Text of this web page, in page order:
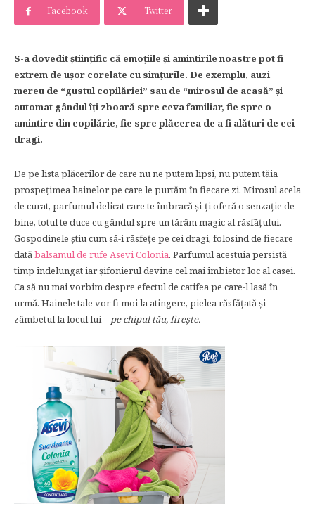
Facebook Twitter
S-a dovedit ştiinţific că emoţiile şi amintirile noastre pot fi
extrem de uşor corelate cu simţurile. De exemplu, auzi
mereu de “gustul copilăriei” sau de “mirosul de acasă” şi
automat gândul îţi zboară spre ceva familiar, fie spre o
amintire din copilărie, fie spre plăcerea de a fi alături de cei
dragi.
De pe lista plăcerilor de care nu ne putem lipsi, nu putem tăia
prospeţimea hainelor pe care le purtăm în fiecare zi. Mirosul acela
de curat, parfumul delicat care te îmbracă şi-ţi oferă o senzaţie de
bine, totul te duce cu gândul spre un tărâm magic al răsfăţului.
Gospodinele ştiu cum să-i răsfeţe pe cei dragi, folosind de fiecare
datăbalsamul de rufe Asevi Colonia. Parfumul acestuia persistă
timp îndelungat iar şifonierul devine cel mai îmbietor loc al casei.
Ca să nu mai vorbim despre efectul de catifea pe care-l lasă în
urmă. Hainele tale vor fi moi la atingere, pielea răsfăţată şi
zâmbetul la locul lui – pe chipul tău, fireşte.